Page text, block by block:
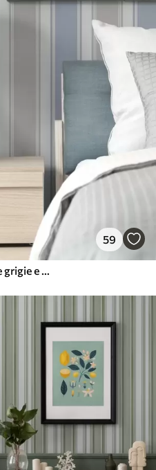
59
Combinazione di strisce larghe grigie e blu